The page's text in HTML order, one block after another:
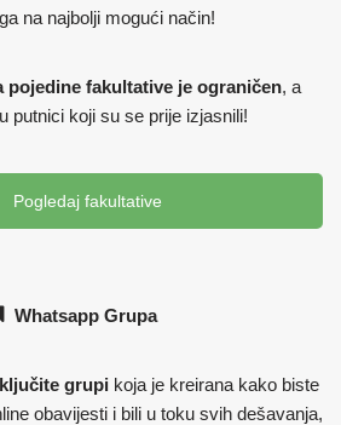
na najbolji mogući način!
pojedine fakultative je ograničen, a
putnici koji su se prije izjasnili!
Pogledaj fakultative
Whatsapp Grupa
grupikoja je kreirana kako biste
obavijesti i bili u toku svih dešavanja,